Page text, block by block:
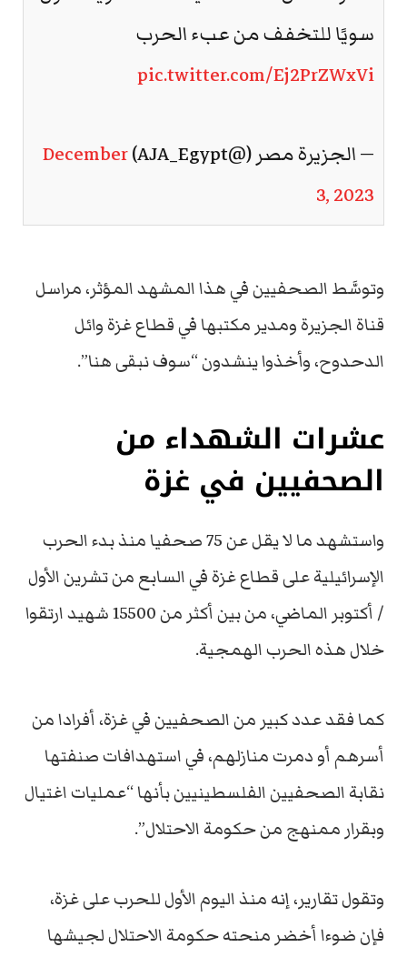
سويًا للتخفف من عبء الحرب
pic.twitter.com/Ej2PrZWxVi
— الجزيرة مصر (@AJA_Egypt)
December
3, 2023
وتوسَّط الصحفيين في هذا المشهد المؤثر، مراسل
قناة الجزيرة ومدير مكتبها في قطاع غزة وائل
الدحدوح، وأخذوا ينشدون “سوف نبقى هنا”.
عشرات الشهداء من
الصحفيين في غزة
واستشهد ما لا يقل عن 75 صحفيا منذ بدء الحرب
الإسرائيلية على قطاع غزة في السابع من تشرين الأول
/ أكتوبر الماضي، من بين أكثر من 15500 شهيد ارتقوا
خلال هذه الحرب الهمجية.
كما فقد عدد كبير من الصحفيين في غزة، أفرادا من
أسرهم أو دمرت منازلهم، في استهدافات صنفتها
نقابة الصحفيين الفلسطينيين بأنها “عمليات اغتيال
وبقرار ممنهج من حكومة الاحتلال”.
وتقول تقارير، إنه منذ اليوم الأول للحرب على غزة،
فإن ضوءا أخضر منحته حكومة الاحتلال لجيشها